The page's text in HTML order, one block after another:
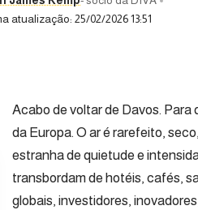
atualização: 25/02/2026 13:51
Acabo de voltar de Davos. Para
da Europa. O ar é rarefeito,
estranha de quietude e
transbordam de hotéis, cafés,
globais, investidores,